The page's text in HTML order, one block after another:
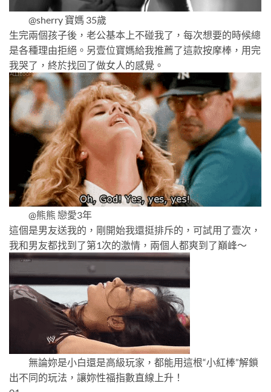
@sherry 寶媽 35歲
生完兩個孩子後，老公基本上不碰我了，每次想要的時候總
是各種理由拒絕。另壹位寶媽給我推薦了這款按摩棒，用完
我哭了，終於找回了做女人的感覺。
@熊熊 戀愛3年
這個是男友送我的，剛開始我還挺排斥的，可試用了壹次，
我和男友都找到了第1次的激情，兩個人都爽到了巔峰～
無論妳是小白還是高級玩家，都能用這根“小紅棒”解鎖
出不同的玩法，讓妳性福指數直線上升！